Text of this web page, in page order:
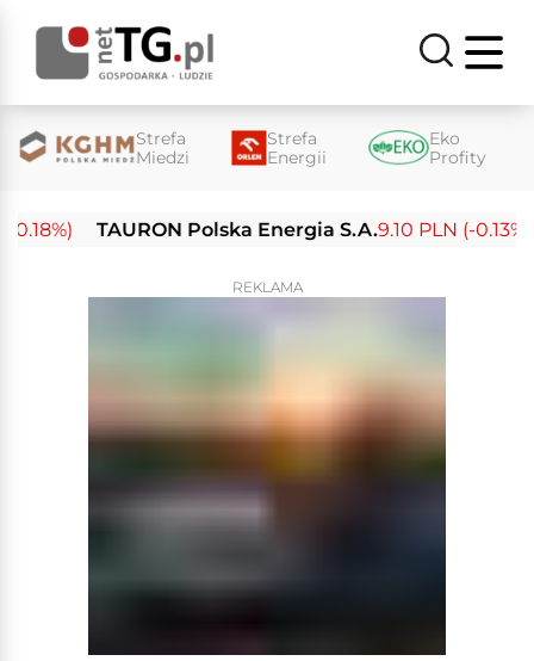
Strefa
Miedzi
Strefa
Energii
Eko
Profity
TAURON Polska Energia S.A.9.10 PLN (-0.13%)
REKLAMA